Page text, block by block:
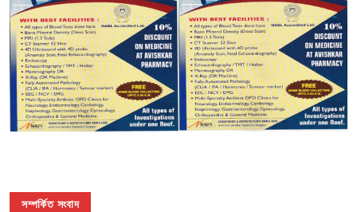
সম্পর্কিত সংবাদ